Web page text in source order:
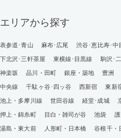
エリアから探す
表参道･青山 麻布･広尾 渋谷･恵比寿･中
下北沢･三軒茶屋
東横線･目黒線 駒沢･
神楽坂
品川・田町 銀座・築地 豊洲
中央線
千駄ヶ谷･四ッ谷 西新宿 東新
池上・多摩川線
世田谷線 経堂･成城
押上・錦糸町
目白・雑司が谷 池袋
湯島・東大前
人形町・日本橋 谷根千・